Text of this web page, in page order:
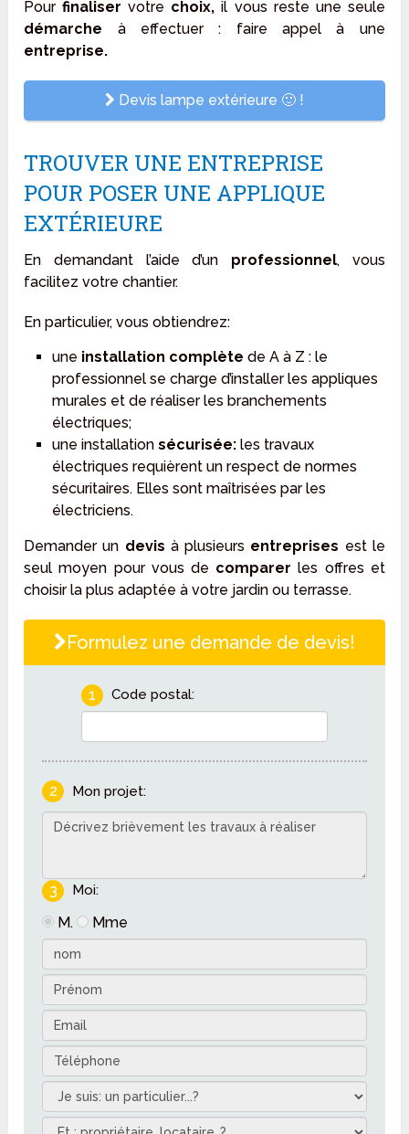
Pourfinaliser votre choix, il vous reste une seule
démarche à effectuer : faire appel à une
entreprise.
Devis lampe extérieure 🙂 !
TROUVER UNE ENTREPRISE
POUR POSER UNE APPLIQUE
EXTÉRIEURE
En demandant l’aide d’un professionnel, vous
facilitez votre chantier.
En particulier, vous obtiendrez:
une installation complète de A à Z : le
professionnel se charge d’installer les appliques
murales et de réaliser les branchements
électriques;
une installation sécurisée:les travaux
électriques requièrent un respect de normes
sécuritaires. Elles sont maîtrisées par les
électriciens.
Demander un devis à plusieurs entreprises est le
seul moyen pour vous de comparer les offres et
choisir la plus adaptée à votre jardin ou terrasse.
Formulez une demande de devis!
1 Code postal:
2 Mon projet:
3 Moi:
M. Mme